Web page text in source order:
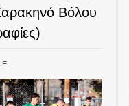
Βόλου